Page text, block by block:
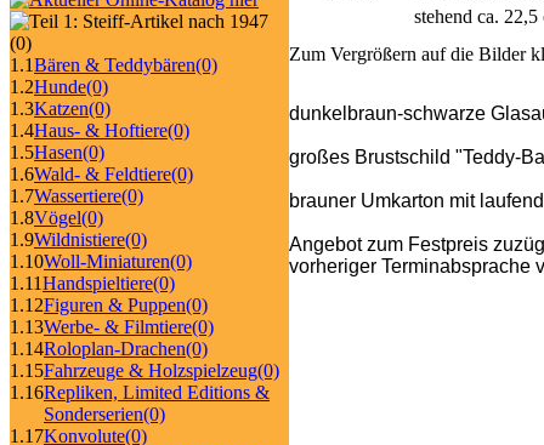
(0)
1.1Bären & Teddybären(0)
1.2Hunde(0)
1.3Katzen(0)
1.4Haus- & Hoftiere(0)
1.5Hasen(0)
1.6Wald- & Feldtiere(0)
1.7Wassertiere(0)
1.8Vögel(0)
1.9Wildnistiere(0)
1.10Woll-Miniaturen(0)
1.11Handspieltiere(0)
1.12Figuren & Puppen(0)
1.13Werbe- & Filmtiere(0)
1.14Roloplan-Drachen(0)
1.15Fahrzeuge & Holzspielzeug(0)
1.16Repliken, Limited Editions &
Sonderserien(0)
1.17Konvolute(0)
stehend ca.
Zum Vergrößern auf die Bilder
dunkelbraun-schwarze
großes Brustschild "Teddy-
brauner Umkarton mit
Angebot zum Festpreis
vorheriger Terminabsprache